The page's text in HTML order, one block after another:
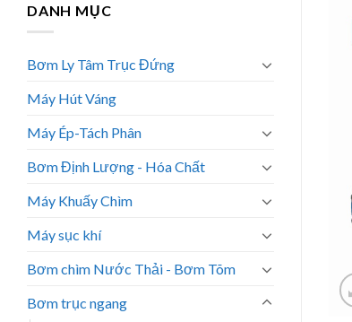
DANH MỤC
Bơm Ly Tâm Trục Đứng
Máy Hút Váng
Máy Ép-Tách Phân
Bơm Định Lượng - Hóa Chất
Máy Khuấy Chìm
Máy sục khí
Bơm chìm Nước Thải - Bơm Tõm
Bơm trục ngang